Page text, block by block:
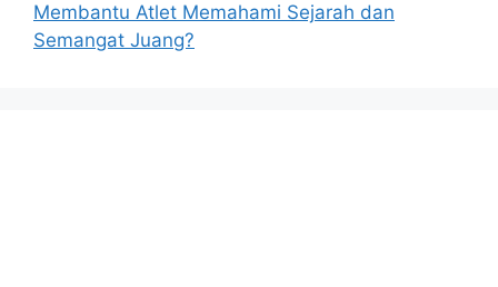
Membantu Atlet Memahami Sejarah dan
Semangat Juang?